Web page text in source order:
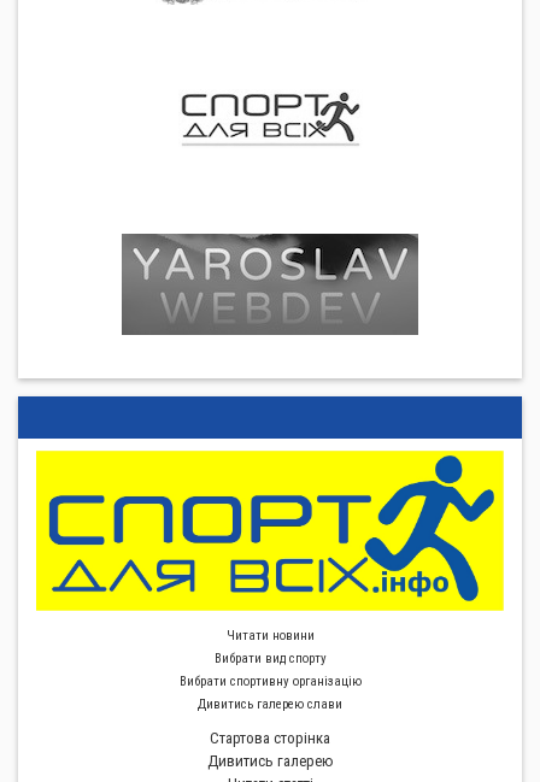
Читати новини
Вибрати вид спорту
Вибрати спортивну органiзацiю
Дивитись галерею слави
Стартова сторiнка
Дивитись галерею